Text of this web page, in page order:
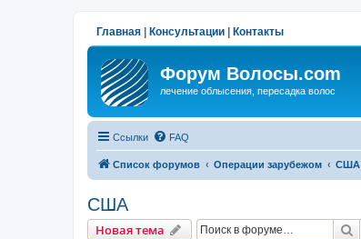
Главная Консультации Контакты
Форум Волосы.com
лечение облысения, пересадка волос
Ссылки FAQ
Список форумов Операции зарубежом США
США
Новая тема